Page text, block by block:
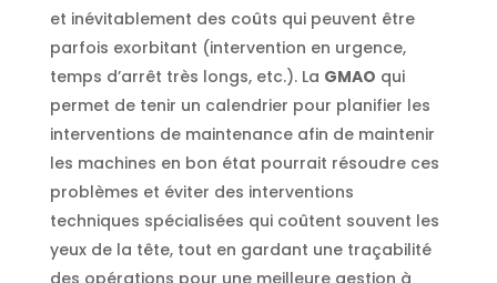
et inévitablement des coûts qui peuvent être
parfois exorbitant (intervention en urgence,
temps d’arrêt très longs, etc.). La GMAO qui
permet de tenir un calendrier pour planifier les
interventions de maintenance afin de maintenir
les machines en bon état pourrait résoudre ces
problèmes et éviter des interventions
techniques spécialisées qui coûtent souvent les
yeux de la tête, tout en gardant une traçabilité
des opérations pour une meilleure gestion à